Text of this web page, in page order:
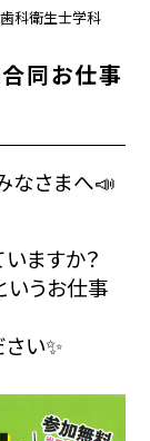
科衛生士学科
同お仕事
なさまへ📣
ますか？
いうお仕事
い✨